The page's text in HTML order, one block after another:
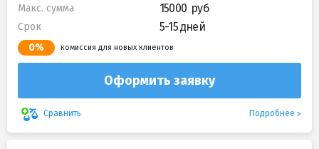
Макс. сумма 15000
Срок 5-15 дней
0% комиссия для новых клиентов
Оформить заявку
Сравнить Подробнее